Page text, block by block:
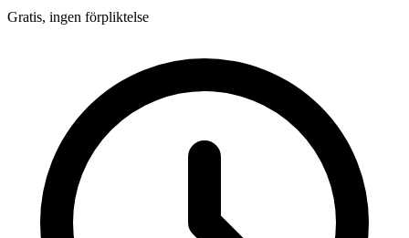
Gratis, ingen förpliktelse